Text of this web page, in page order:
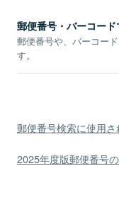
郵便番号・バーコー
郵便番号や、バーコー
す。
郵便番号検索に使用
2025年度版郵便番号